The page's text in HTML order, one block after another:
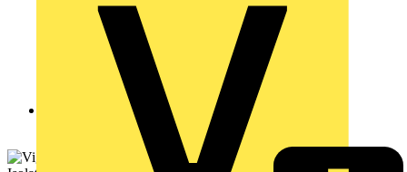
Zurück zu Produkte